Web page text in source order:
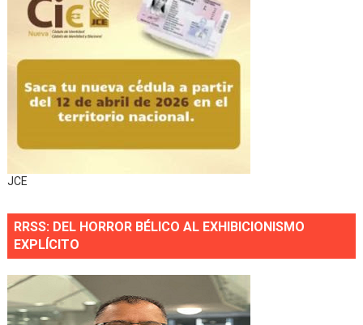
JCE
RRSS: DEL HORROR BÉLICO AL EXHIBICIONISMO
EXPLÍCITO